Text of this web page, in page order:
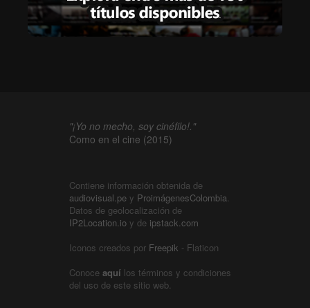
"¡Yo no mecho, soy cinéfilo!."
Como en el cine (2015)
Contiene información obtenida de
audiovisual.pe y ProimágenesColombia.
Datos de geolocalización de
IP2Location.io y de ipstack.com
Iconos creados por Freepik - Flaticon
Conoce aquí los términos y condiciones
del uso de este sitio web.